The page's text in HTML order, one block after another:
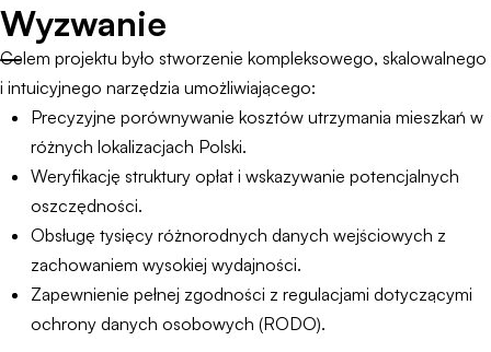
Wyzwanie
Celem projektu było stworzenie kompleksowego, skalowalnego
i intuicyjnego narzędzia umożliwiającego:
Precyzyjne porównywanie kosztów utrzymania mieszkań w
różnych lokalizacjach Polski.
Weryfikację struktury opłat i wskazywanie potencjalnych
oszczędności.
Obsługę tysięcy różnorodnych danych wejściowych z
zachowaniem wysokiej wydajności.
Zapewnienie pełnej zgodności z regulacjami dotyczącymi
ochrony danych osobowych (RODO).